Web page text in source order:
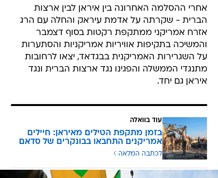
אחרי ההסלמה האחרונה בין איראן לבין ארצות
הברית - שקרתה על אדמת עיראק והחלה עם הרג
אזרח אמריקני ממתקפת רקטות בסוף דצמבר
והמשיכה בתקיפות אוויריות אמריקניות והסתערות
על השגרירות האמריקנית בבגדאד, יצאו לרחובות
מתנגדי הממשלה והפגינו נגד ארצות הברית ונגד
איראן גם יחד.
עוד בוואלה
בזמן מתקפת הטילים מאיראן: חיילים
אמריקנים התחבאו בבונקרים של סדאם
לכתבה המלאה